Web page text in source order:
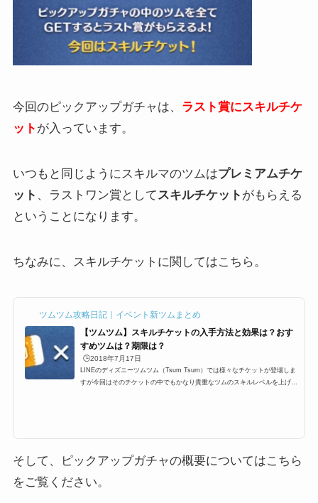
今回のピックアップガチャは、 ラスト賞にスキルチケ
ット が入っています。
いつもと同じようにスキルマのツムはプレミアムチケ
ット 、ラストワン賞としてスキルチケット がもらえる
ということになります。
ちなみに、スキルチケットに関してはこちら。
ツムツム攻略日記｜イベント新ツムまとめ
【ツムツム】スキルチケットの入手方法と効果は？おす
すめツムは？期限は？
🕒️2018年7月17日
LINEのディズニーツムツム（Tsum Tsum）では様々なチケットが登場しま
すが今回はそのチケットの中でもかなり貴重なツムのスキルレベルを上げる
効果があるの？では、スキ...
そして、ピックアップガチャの概要についてはこちら
をご覧ください。